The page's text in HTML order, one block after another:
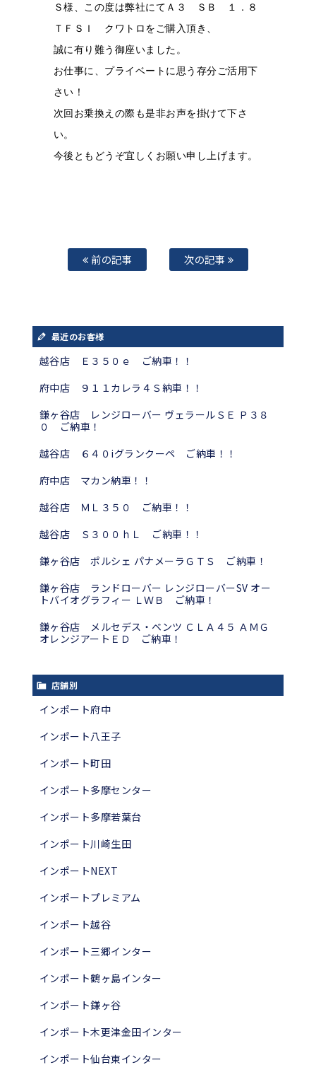
Ｓ様、この度は弊社にてＡ３ ＳＢ １．８
ＴＦＳＩ クワトロをご購入頂き、
誠に有り難う御座いました。
お仕事に、プライベートに思う存分ご活用下
さい！
次回お乗換えの際も是非お声を掛けて下さ
い。
今後ともどうぞ宜しくお願い申し上げます。
前の記事 次の記事
最近のお客様
越谷店 Ｅ３５０ｅ ご納車！！
府中店 ９１１カレラ４Ｓ納車！！
鎌ヶ谷店 レンジローバー ヴェラールＳＥ Ｐ３８
０ ご納車！
越谷店 ６４０iグランクーペ ご納車！！
府中店 マカン納車！！
越谷店 ＭＬ３５０ ご納車！！
越谷店 Ｓ３００ｈＬ ご納車！！
鎌ヶ谷店 ポルシェ パナメーラＧＴＳ ご納車！
鎌ヶ谷店 ランドローバー レンジローバーSV オー
トバイオグラフィー ＬＷＢ ご納車！
鎌ヶ谷店 メルセデス・ベンツ ＣＬＡ４５ ＡＭＧ
オレンジアートＥＤ ご納車！
店舗別
インポート府中
インポート八王子
インポート町田
インポート多摩センター
インポート多摩若葉台
インポート川崎生田
インポートNEXT
インポートプレミアム
インポート越谷
インポート三郷インター
インポート鶴ヶ島インター
インポート鎌ヶ谷
インポート木更津金田インター
インポート仙台東インター